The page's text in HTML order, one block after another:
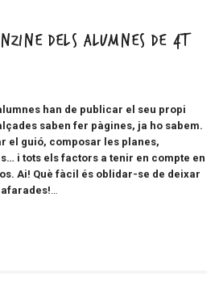
dels alumnes de 4t
han de publicar el seu propi
saben fer pàgines, ja ho sabem.
el guió, composar les planes,
i tots els factors a tenir en compte en
Ai! Què fàcil és oblidar-se de deixar
…